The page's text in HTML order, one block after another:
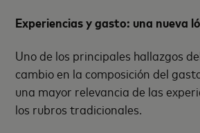
Experiencias y gasto: una nueva
Uno de los principales hallazgos
cambio en la composición del
una mayor relevancia de las
los rubros tradicionales.